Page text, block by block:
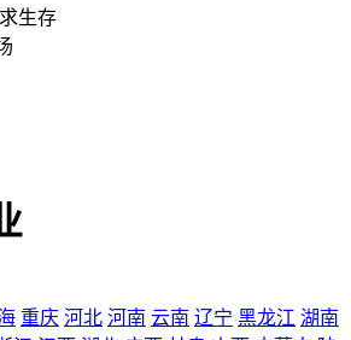
生存
重庆 河北 河南 云南 辽宁 黑龙江 湖南